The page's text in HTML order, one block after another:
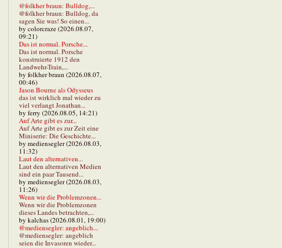
@folkher braun: Bulldog,...
@folkher braun: Bulldog, da
sagen Sie was! So einen...
by colorcraze (2026.08.07,
09:21)
Das ist normal. Porsche...
Das ist normal. Porsche
konstruierte 1912 den
Landwehr-Train,...
by folkher braun (2026.08.07,
00:46)
Jason Bourne als Odysseus
das ist wirklich mal wieder zu
viel verlangt Jonathan...
by ferry (2026.08.05, 14:21)
Auf Arte gibt es zur...
Auf Arte gibt es zur Zeit eine
Miniserie: Die Geschichte...
by mediensegler (2026.08.03,
11:32)
Laut den alternativen...
Laut den alternativen Medien
sind ein paar Tausend...
by mediensegler (2026.08.03,
11:26)
Wenn wir die Problemzonen...
Wenn wir die Problemzonen
dieses Landes betrachten,...
by kalchas (2026.08.01, 19:00)
@mediensegler: angeblich...
@mediensegler: angeblich
seien die Invasoren wieder...